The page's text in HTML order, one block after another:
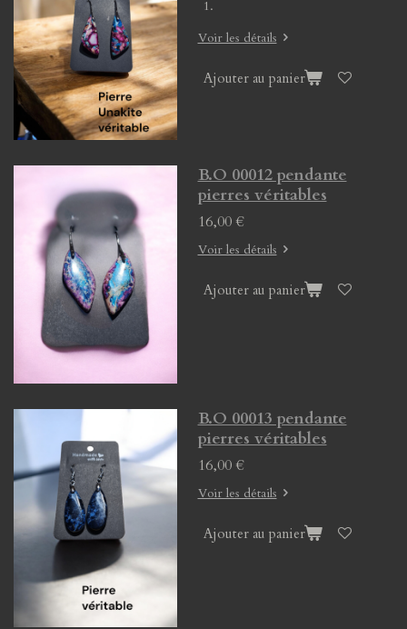
Voir les détails
Ajouter au panier
B.O 00012 pendante
pierres véritables
16,00 €
Voir les détails
Ajouter au panier
B.O 00013 pendante
pierres véritables
16,00 €
Voir les détails
Ajouter au panier